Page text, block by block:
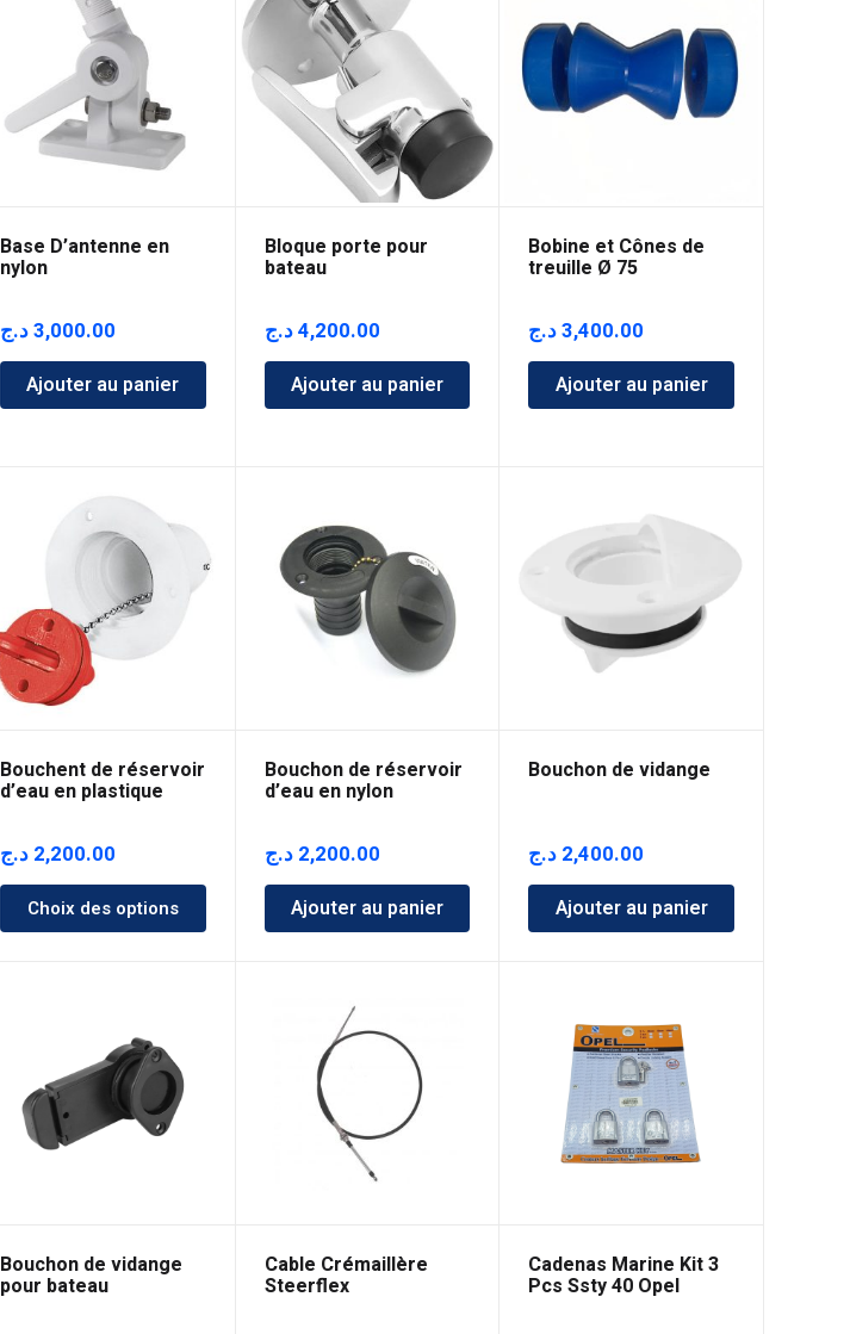
Base D’antenne en
nylon
3,000.00د.ج
Ajouter au panier
Bloque porte pour
bateau
4,200.00د.ج
Ajouter au panier
Bobine et Cônes de
treuille Ø 75
3,400.00د.ج
Ajouter au panier
Bouchent de réservoir
d’eau en plastique
2,200.00 د.ج
Choix des options
Bouchon de réservoir
d’eau en nylon
2,200.00 د.ج
Ajouter au panier
Bouchon de vidange
2,400.00 د.ج
Ajouter au panier
Bouchon de vidange
pour bateau
Cable Crémaillère
Steerflex
Cadenas Marine Kit 3
Pcs Ssty 40 Opel